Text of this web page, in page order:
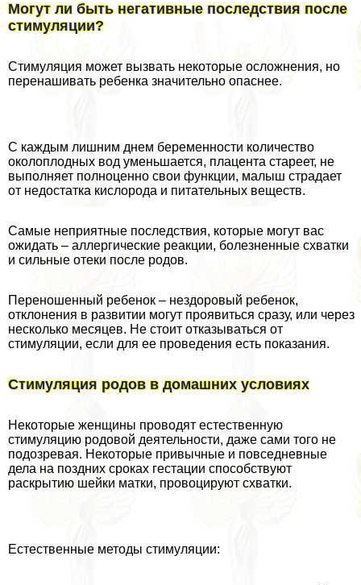
Могут ли быть негативные последствия после
стимуляции?
Стимуляция может вызвать некоторые осложнения, но
перенашивать ребенка значительно опаснее.
С каждым лишним днем беременности количество
околоплодных вод уменьшается, плацента стареет, не
выполняет полноценно свои функции, малыш страдает
от недостатка кислорода и питательных веществ.
Самые неприятные последствия, которые могут вас
ожидать – аллергические реакции, болезненные схватки
и сильные отеки после родов.
Переношенный ребенок – нездоровый ребенок,
отклонения в развитии могут проявиться сразу, или через
несколько месяцев. Не стоит отказываться от
стимуляции, если для ее проведения есть показания.
Стимуляция родов в домашних условиях
Некоторые женщины проводят естественную
стимуляцию родовой деятельности, даже сами того не
подозревая. Некоторые привычные и повседневные
дела на поздних сроках гестации способствуют
раскрытию шейки матки, провоцируют схватки.
Естественные методы стимуляции: